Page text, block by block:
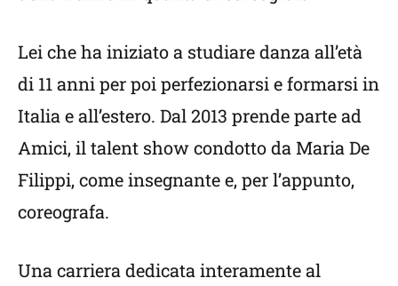
Lei che ha iniziato a studiare danza all’età
di 11 anni per poi perfezionarsi e formarsi in
Italia e all’estero. Dal 2013 prende parte ad
Amici, il talent show condotto da Maria De
Filippi, come insegnante e, per l’appunto,
coreografa.
Una carriera dedicata interamente al